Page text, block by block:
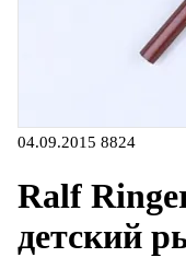
04.09.2015 8824
Ralf
детский